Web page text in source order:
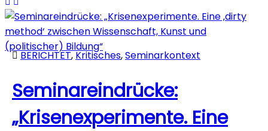
BERICHTET,Kritisches,Seminarkontext
Seminareindrücke:
„Krisenexperimente. Eine